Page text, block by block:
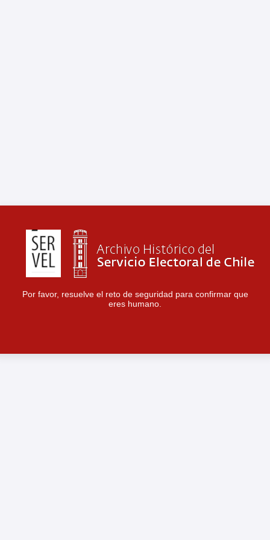
Por favor, resuelve el reto de seguridad para confirmar que
eres humano.